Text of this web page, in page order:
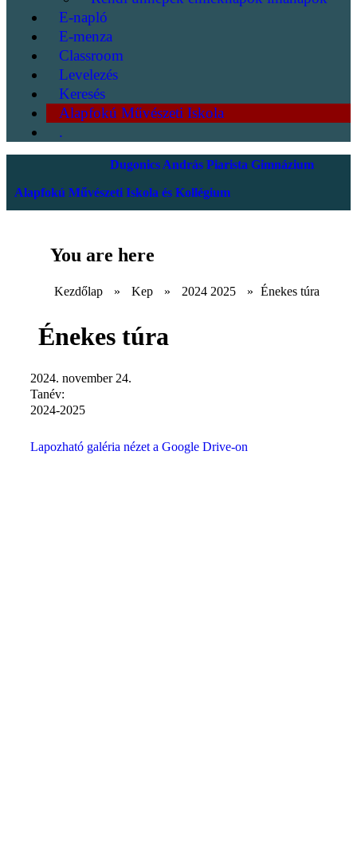
E-napló
E-menza
Classroom
Levelezés
Keresés
Alapfokú Művészeti Iskola
.
Dugonics András Piarista Gimnázium
Alapfokú Művészeti Iskola és Kollégium
You are here
Kezdőlap » Kep » 2024 2025 » Énekes túra
Énekes túra
2024. november 24.
Tanév:
2024-2025
Lapozható galéria nézet a Google Drive-on